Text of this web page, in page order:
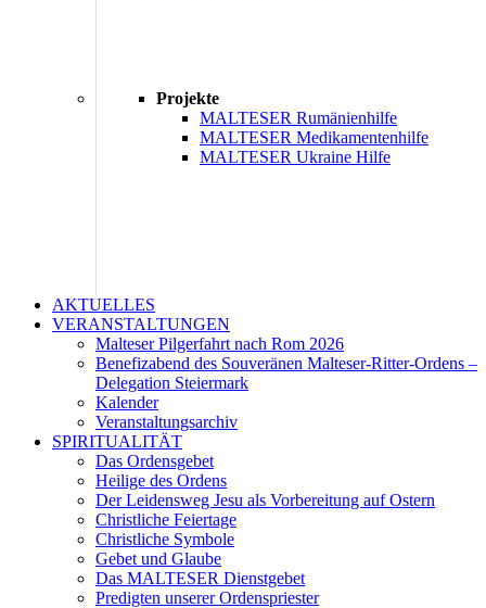
Projekte
MALTESER Rumänienhilfe
MALTESER Medikamentenhilfe
MALTESER Ukraine Hilfe
AKTUELLES
VERANSTALTUNGEN
Malteser Pilgerfahrt nach Rom 2026
Benefizabend des Souveränen Malteser-Ritter-Ordens –
Delegation Steiermark
Kalender
Veranstaltungsarchiv
SPIRITUALITÄT
Das Ordensgebet
Heilige des Ordens
Der Leidensweg Jesu als Vorbereitung auf Ostern
Christliche Feiertage
Christliche Symbole
Gebet und Glaube
Das MALTESER Dienstgebet
Predigten unserer Ordenspriester